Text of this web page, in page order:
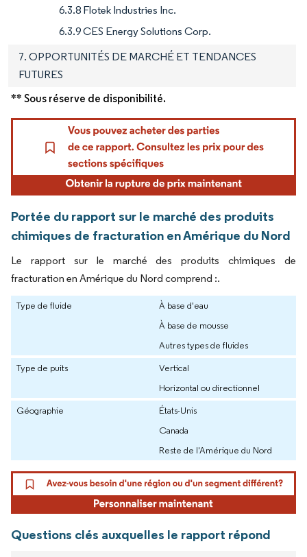
6.3.8 Flotek Industries Inc.
6.3.9 CES Energy Solutions Corp.
7. OPPORTUNITÉS DE MARCHÉ ET TENDANCES
FUTURES
** Sous réserve de disponibilité.
Portée du rapport sur le marché des produits
chimiques de fracturation en Amérique du Nord
Le rapport sur le marché des produits chimiques de
fracturation en Amérique du Nord comprend :.
Type de fluide
À base d'eau
À base de mousse
Autres types de fluides
Type de puits
Vertical
Horizontal ou directionnel
Géographie
États-Unis
Canada
Reste de l'Amérique du Nord
Questions clés auxquelles le rapport répond